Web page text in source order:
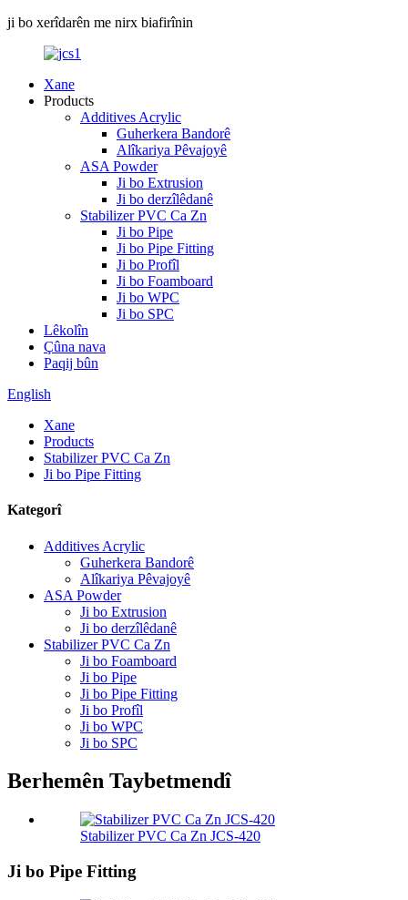
ji bo xerîdarên me nirx biafirînin
Xane
Products
Additives Acrylic
Guherkera Bandorê
Alîkariya Pêvajoyê
ASA Powder
Ji bo Extrusion
Ji bo derzîlêdanê
Stabilizer PVC Ca Zn
Ji bo Pipe
Ji bo Pipe Fitting
Ji bo Profîl
Ji bo Foamboard
Ji bo WPC
Ji bo SPC
Lêkolîn
Çûna nava
Paqij bûn
English
Xane
Products
Stabilizer PVC Ca Zn
Ji bo Pipe Fitting
Kategorî
Additives Acrylic
Guherkera Bandorê
Alîkariya Pêvajoyê
ASA Powder
Ji bo Extrusion
Ji bo derzîlêdanê
Stabilizer PVC Ca Zn
Ji bo Foamboard
Ji bo Pipe
Ji bo Pipe Fitting
Ji bo Profîl
Ji bo WPC
Ji bo SPC
Berhemên Taybetmendî
Stabilizer PVC Ca Zn JCS-420
Ji bo Pipe Fitting